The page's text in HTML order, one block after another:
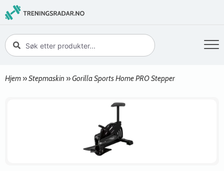
Hjem »Stepmaskin »Gorilla Sports Home PRO Stepper